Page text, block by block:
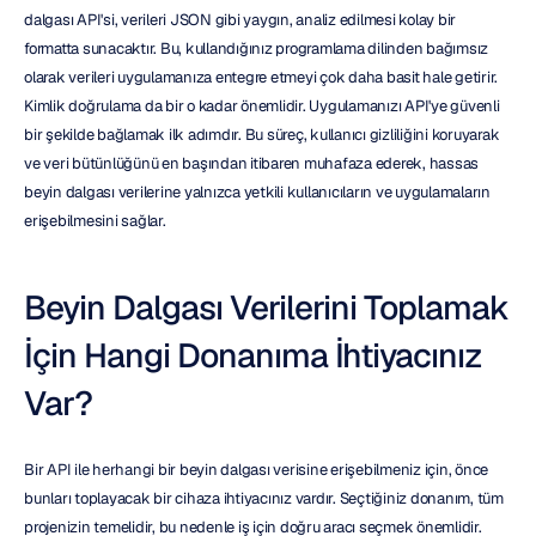
dalgası API'si, verileri JSON gibi yaygın, analiz edilmesi kolay bir
formatta sunacaktır. Bu, kullandığınız programlama dilinden bağımsız
olarak verileri uygulamanıza entegre etmeyi çok daha basit hale getirir.
Kimlik doğrulama da bir o kadar önemlidir. Uygulamanızı API'ye güvenli
bir şekilde bağlamak ilk adımdır. Bu süreç, kullanıcı gizliliğini koruyarak
ve veri bütünlüğünü en başından itibaren muhafaza ederek, hassas
beyin dalgası verilerine yalnızca yetkili kullanıcıların ve uygulamaların
erişebilmesini sağlar.
Beyin Dalgası Verilerini Toplamak
İçin Hangi Donanıma İhtiyacınız
Var?
Bir API ile herhangi bir beyin dalgası verisine erişebilmeniz için, önce
bunları toplayacak bir cihaza ihtiyacınız vardır. Seçtiğiniz donanım, tüm
projenizin temelidir, bu nedenle iş için doğru aracı seçmek önemlidir.